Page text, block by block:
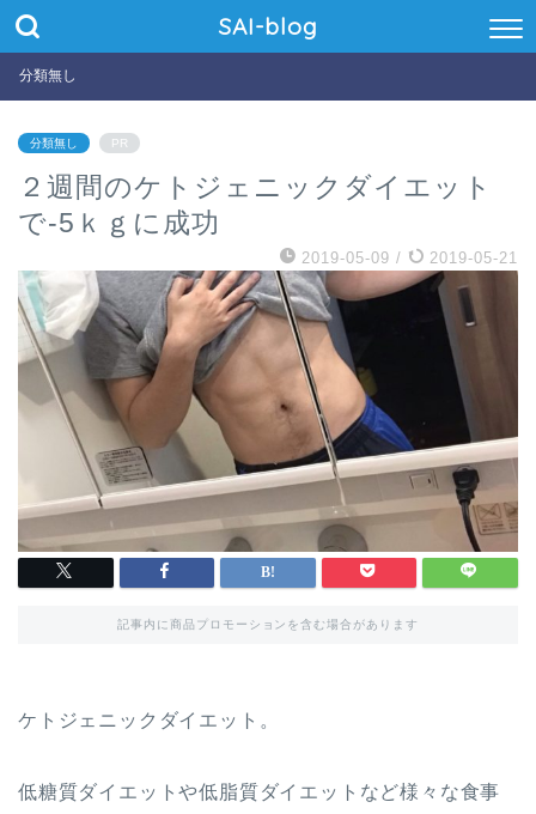
SAI-blog
分類無し
分類無し PR
２週間のケトジェニックダイエット
で-5ｋｇに成功
2019-05-09 / 2019-05-21
記事内に商品プロモーションを含む場合があります
ケトジェニックダイエット。
低糖質ダイエットや低脂質ダイエットなど様々な食事